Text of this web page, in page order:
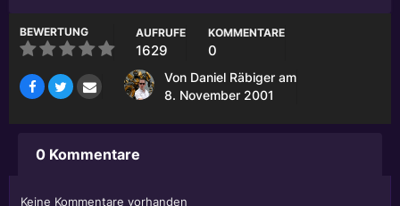
BEWERTUNG AUFRUFE
1629
KOMMENTARE
0
Von Daniel Räbiger am
8. November 2001
0 Kommentare
Keine Kommentare vorhanden